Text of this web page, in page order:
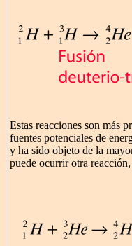
Estas reacciones son más
fuentes potenciales de
y ha sido objeto de la
puede ocurrir otra